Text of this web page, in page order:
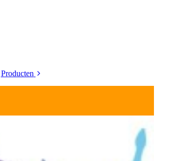
Producten